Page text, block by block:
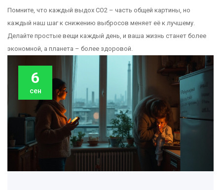
Помните, что каждый выдох CO2 – часть общей картины, но
каждый наш шаг к снижению выбросов меняет её к лучшему.
Делайте простые вещи каждый день, и ваша жизнь станет более
экономной, а планета – более здоровой.
6
сен